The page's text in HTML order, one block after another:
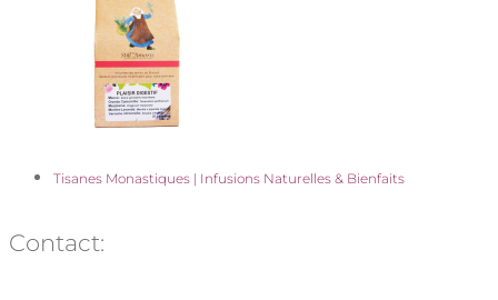
Tisanes Monastiques | Infusions Naturelles & Bienfaits
Contact: